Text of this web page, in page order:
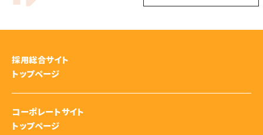
採用総合サイト
トップページ
コーポレートサイト
トップページ